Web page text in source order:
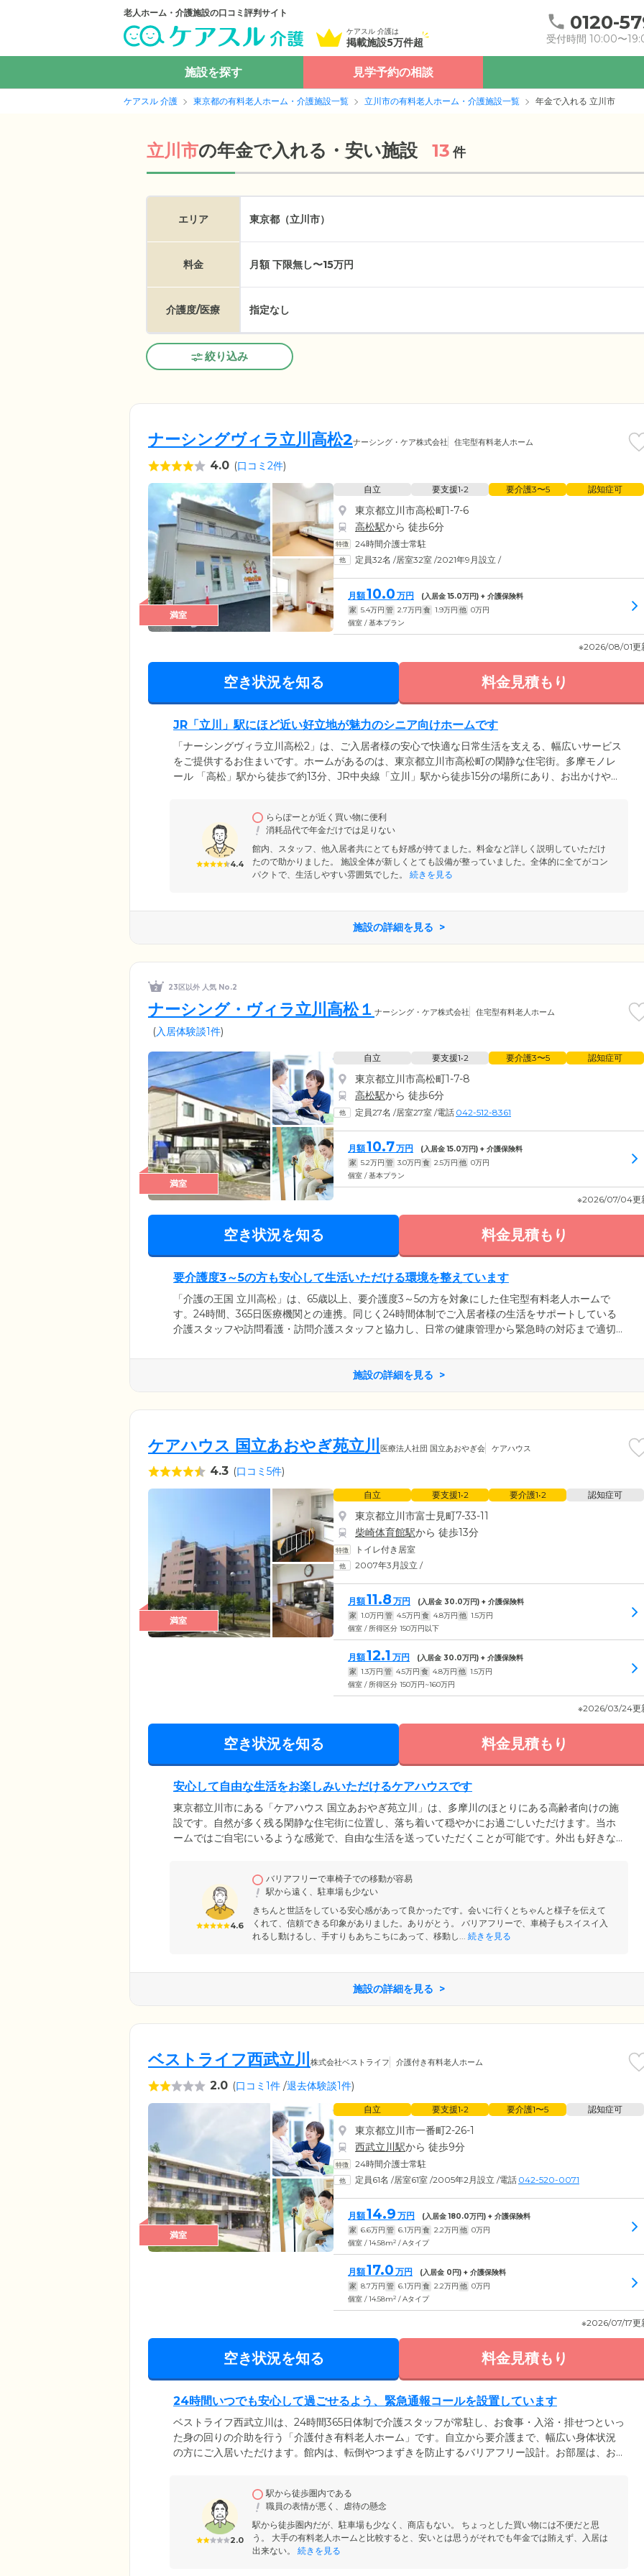
老人ホーム・介護施設の口コミ評判サイト
ケアスル 介護は
掲載施設5万件超
0120-
受付時間 10:00〜
施設を探す 見学予約の相談
ケアスル 介護 東京都の有料老人ホーム・介護施設一覧 立川市の有料老人ホーム・介護施設一覧 年金で入れる 立川市
立川市の年金で入れる・安い施設 13 件
エリア 東京都（立川市）
料金 月額 下限無し〜15万円
介護度/医療 指定なし
絞り込み
ナーシングヴィラ立川高松2ナーシング・ケア株式会社 住宅型有料老人ホーム
4.0 (口コミ2件)
満室
自立 要支援1•2 要介護3〜5 認知症可
東京都立川市高松町1-7-6
高松駅から 徒歩6分
24時間介護士常駐
定員32名 /居室32室 /2021年9月設立 /
月額10.0 万円 (入居金15.0万円) + 介護保険料
家 5.4万円 管 2.7万円 食 1.9万円 他 0万円
個室 / 基本プラン
※2026/08/01更
空き状況を知る 料金見積もり
JR「立川」駅にほど近い好立地が魅力のシニア向けホームです
「ナーシングヴィラ立川高松2」は、ご入居者様の安心で快適な日常生活を支える、幅広いサービス
をご提供するお住まいです。ホームがあるのは、東京都立川市高松町の閑静な住宅街。多摩モノレ
ール 「高松」駅から徒歩で約13分、JR中央線「立川」駅から徒歩15分の場所にあり、お出かけやご
で、お散歩も気軽にお楽しみいただけます。安らぎと利便性を両立したホームで、穏やかな毎日を
お過ごしください。
4.4
ららぽーとが近く買い物に便利
消耗品代で年金だけでは足りない
館内、スタッフ、他入居者共にとても好感が持てました。料金など詳しく説明していただけ
たので助かりました。 施設全体が新しくとても設備が整っていました。全体的に全てがコン
パクトで、生活しやすい雰囲気でした。
続きを見る
施設の詳細を見る
23区以外 人気 No.2
ナーシング・ヴィラ立川高松１ ナーシング・ケア株式会社 住宅型有料老人ホーム
(入居体験談1件)
満室
自立 要支援1•2 要介護3〜5 認知症可
東京都立川市高松町1-7-8
高松駅から 徒歩6分
定員27名 /居室27室 /電話 042-512-8361
月額10.7万円 (入居金15.0万円) + 介護保険料
家 5.2万円 管 3.0万円 食 2.5万円 他 0万円
個室 / 基本プラン
※2026/07/04更
空き状況を知る 料金見積もり
要介護度3～5の方も安心して生活いただける環境を整えています
「介護の王国 立川高松」は、65歳以上、要介護度3～5の方を対象にした住宅型有料老人ホームで
す。24時間、365日医療機関との連携。同じく24時間体制でご入居者様の生活をサポートしている
介護スタッフや訪問看護・訪問介護スタッフと協力し、日常の健康管理から緊急時の対応まで適切
入浴も楽に行えます。介護スタッフは、安否確認や生活相談サービスのほか、ご入居者様の家事負
担を減らすために、お食事の準備やお部屋の清掃などを実施。快適にお過ごしいただくために何を
施設の詳細を見る
ケアハウス 国立あおやぎ苑立川 医療法人社団 国立あおやぎ会 ケアハウス
4.3 (口コミ5件)
満室
自立 要支援1•2 要介護1•2 認知症可
東京都立川市富士見町7-33-11
柴崎体育館駅から 徒歩13分
トイレ付き居室
2007年3月設立 /
月額11.8 万円 (入居金 30.0万円) + 介護保険料
家 1.0万円 管 4.5万円 食 4.8万円 他 1.5万円
個室 / 所得区分 150万円以下
月額12.1 万円 (入居金 30.0万円) + 介護保険料
家 1.3万円 管 4.5万円 食 4.8万円 他 1.5万円
個室 / 所得区分 150万円~160万円
※2026/03/24更
空き状況を知る 料金見積もり
安心して自由な生活をお楽しみいただけるケアハウスです
東京都立川市にある「ケアハウス 国立あおやぎ苑立川」は、多摩川のほとりにある高齢者向けの施
設です。自然が多く残る閑静な住宅街に位置し、落ち着いて穏やかにお過ごしいただけます。当ホ
ームではご自宅にいるような感覚で、自由な生活を送っていただくことが可能です。外出も好きな
でのお困りごとについては、担当の生活相談員がご相談に応じます。
4.6
バリアフリーで車椅子での移動が容易
駅から遠く、駐車場も少ない
きちんと世話をしている安心感があって良かったです。会いに行くとちゃんと様子を伝えて
くれて、信頼できる印象がありました。ありがとう。 バリアフリーで、車椅子もスイスイ入
れるし動けるし、手すりもあちこちにあって、移動し... 続きを見る
施設の詳細を見る
ベストライフ西武立川 株式会社ベストライフ 介護付き有料老人ホーム
2.0 (口コミ1件 /退去体験談1件)
満室
自立 要支援1•2 要介護1〜5 認知症可
東京都立川市一番町2-26-1
西武立川駅から 徒歩9分
24時間介護士常駐
定員61名 /居室61室 /2005年2月設立 /電話 042-520-0071
月額14.9 万円 (入居金180.0万円) + 介護保険料
家 6.6万円 管 6.1万円 食 2.2万円 他 0万円
個室 / 14.58m2 / Aタイプ
月額17.0 万円 (入居金 0 円) + 介護保険料
家 8.7万円 管 6.1万円 食 2.2万円 他 0万円
個室 / 14.58m2 / Aタイプ
※2026/07/17更
空き状況を知る 料金見積もり
24時間いつでも安心して過ごせるよう、緊急通報コールを設置しています
ベストライフ西武立川は、24時間365日体制で介護スタッフが常駐し、お食事・入浴・排せつといっ
た身の回りの介助を行う「介護付き有料老人ホーム」です。自立から要介護まで、幅広い身体状況
の方にご入居いただけます。館内は、転倒やつまずきを防止するバリアフリー設計。お部屋は、お
う、お部屋には緊急通報コールも設置。急な体調不良や転倒など、お困りの際は遠慮なくスタッフ
をお呼び出しください。
2.0
駅から徒歩圏内である
職員の表情が悪く、虐待の懸念
駅から徒歩圏内だが、駐車場も少なく、商店もない。 ちょっとした買い物には不便だと思
う。 大手の有料老人ホームと比較すると、安いとは思うがそれでも年金では賄えず、入居は
出来ない。
続きを見る